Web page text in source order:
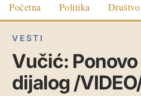
Početna Politika Društvo
VESTI
Vučić:
dijalog /